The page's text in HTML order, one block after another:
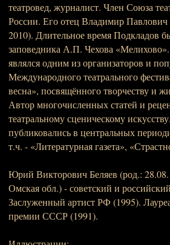
театровед, журналист. Член Союза
России. Его отец Владимир
2010). Длительное время Подкладов
заповедника А.П. Чехова
являлся одним из организаторов и
Международного театрального
весна», посвящённого творчеству и
Автор многочисленных статей и
театральному сценическому
публиковались в центральных
т.ч. - «Литературная газета»,
Юрий Викторович Беляев (род.:
Омская обл.) - советский и
Заслуженный артист РФ (1995).
премии СССР (1991).